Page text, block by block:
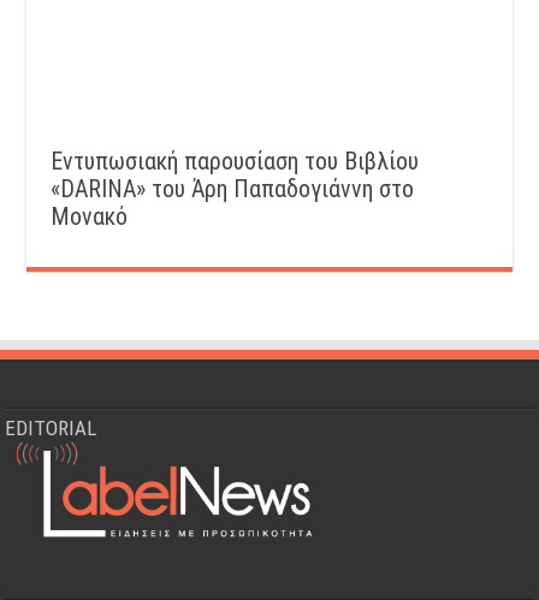
Εντυπωσιακή παρουσίαση του Βιβλίου
«DARINA» του Άρη Παπαδογιάννη στο
Μονακό
EDITORIAL